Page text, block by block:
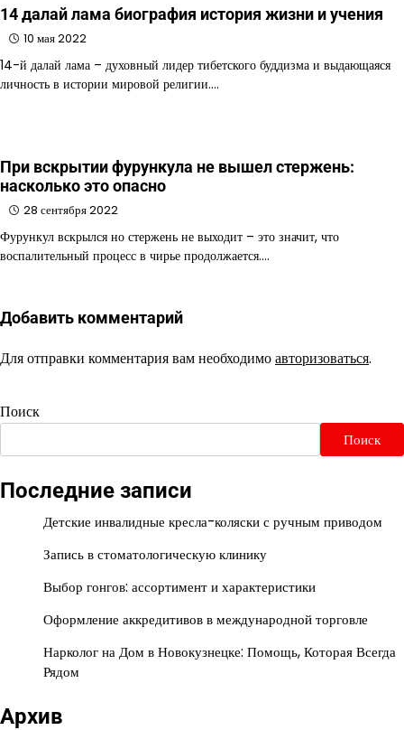
14 далай лама биография история жизни и учения
10 мая 2022
14-й далай лама – духовный лидер тибетского буддизма и выдающаяся
личность в истории мировой религии.…
При вскрытии фурункула не вышел стержень:
насколько это опасно
28 сентября 2022
Фурункул вскрылся но стержень не выходит – это значит, что
воспалительный процесс в чирье продолжается.…
Добавить комментарий
Для отправки комментария вам необходимоавторизоваться.
Поиск
Поиск
Последние записи
Детские инвалидные кресла-коляски с ручным приводом
Запись в стоматологическую клинику
Выбор гонгов: ассортимент и характеристики
Оформление аккредитивов в международной торговле
Нарколог на Дом в Новокузнецке: Помощь, Которая Всегда
Рядом
Архив